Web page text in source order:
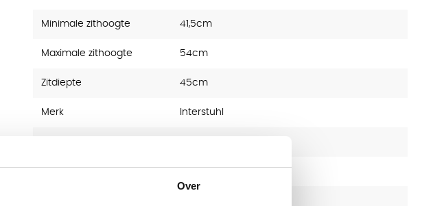
Over
Minimale zithoogte 41,5cm
Maximale zithoogte 54cm
Zitdiepte 45cm
Merk Interstuhl
Normering NEN 1335